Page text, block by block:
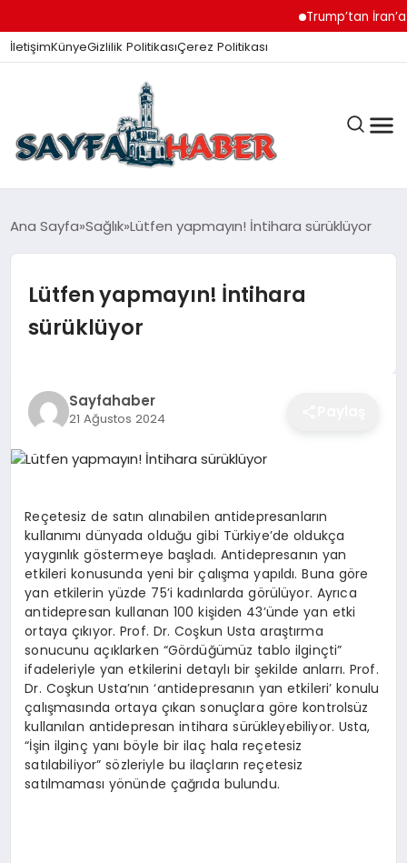
Trump’tan İran’a
İletişimKünyeGizlilik PolitikasıÇerez Politikası
ANA SAYFA
GÜNDEM
EĞITIM
SAĞLIK
SPOR
YAŞAM
DIĞER
Ana Sayfa Sağlık Lütfen yapmayın! İntihara sürüklüyor
Lütfen yapmayın! İntihara
sürüklüyor
Sayfahaber
21 Ağustos 2024
Reçetesiz de satın alınabilen antidepresanların
kullanımı dünyada olduğu gibi Türkiye’de oldukça
yaygınlık göstermeye başladı. Antidepresanın yan
etkileri konusunda yeni bir çalışma yapıldı. Buna göre
yan etkilerin yüzde 75’i kadınlarda görülüyor. Ayrıca
antidepresan kullanan 100 kişiden 43’ünde yan etki
ortaya çıkıyor. Prof. Dr. Coşkun Usta araştırma
sonucunu açıklarken “Gördüğümüz tablo ilginçti”
ifadeleriyle yan etkilerini detaylı bir şekilde anlarrı. Prof.
Dr. Coşkun Usta’nın ‘antidepresanın yan etkileri’ konulu
çalışmasında ortaya çıkan sonuçlara göre kontrolsüz
kullanılan antidepresan intihara sürükleyebiliyor. Usta,
“İşin ilginç yanı böyle bir ilaç hala reçetesiz
satılabiliyor” sözleriyle bu ilaçların reçetesiz
satılmaması yönünde çağrıda bulundu.